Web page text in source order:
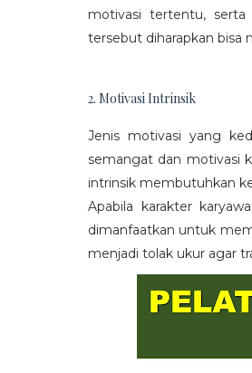
motivasi tertentu, serta
tersebut diharapkan bisa
2. Motivasi Intrinsik
Jenis motivasi yang
semangat dan motivasi
intrinsik membutuhkan
Apabila karakter
dimanfaatkan untuk
menjadi tolak ukur agar